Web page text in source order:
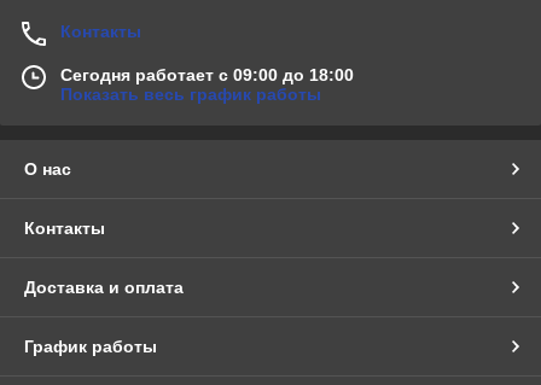
Контакты
Сегодня работает с 09:00 до 18:00
Показать весь график работы
О нас
Контакты
Доставка и оплата
График работы